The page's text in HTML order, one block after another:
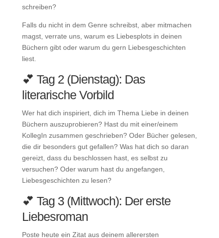
schreiben?
Falls du nicht in dem Genre schreibst, aber mitmachen
magst, verrate uns, warum es Liebesplots in deinen
Büchern gibt oder warum du gern Liebesgeschichten
liest.
💕 Tag 2 (Dienstag): Das
literarische Vorbild⠀
Wer hat dich inspiriert, dich im Thema Liebe in deinen
Büchern auszuprobieren? Hast du mit einer/einem
KollegIn zusammen geschrieben? Oder Bücher gelesen,
die dir besonders gut gefallen? Was hat dich so daran
gereizt, dass du beschlossen hast, es selbst zu
versuchen? Oder warum hast du angefangen,
Liebesgeschichten zu lesen?
💕 Tag 3 (Mittwoch): Der erste
Liebesroman⠀
Poste heute ein Zitat aus deinem allerersten